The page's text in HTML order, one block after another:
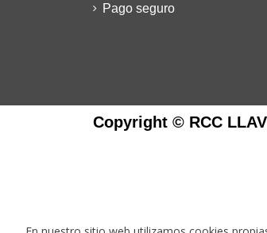
Pago seguro
Copyright © RCC